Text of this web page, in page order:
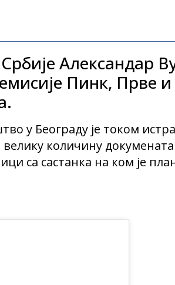
Александар
Пинк, Прве
у Београду је током
количину
са састанка на ком је